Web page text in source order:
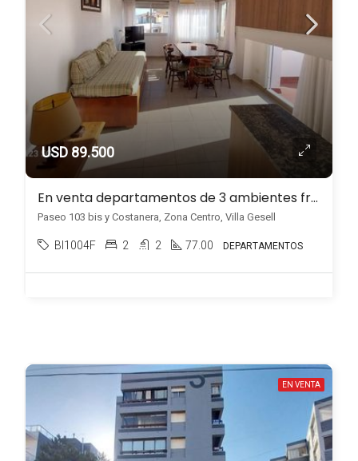
USD 89.500
En venta departamentos de 3 ambientes frente al mar en Zona Centro, Villa Gesell
Paseo 103 bis y Costanera, Zona Centro, Villa Gesell
BI1004F 2 2 77.00 DEPARTAMENTOS
EN VENTA